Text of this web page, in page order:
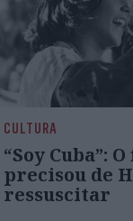
CULTURA
“Soy Cuba”:
precisou de
ressuscitar